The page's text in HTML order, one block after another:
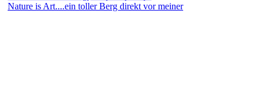
Nature is Art....ein toller Berg direkt vor meiner